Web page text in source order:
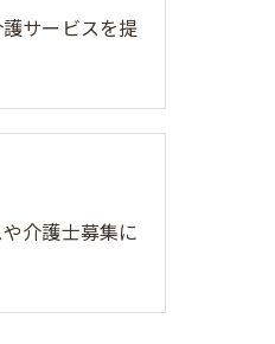
サービスを提
介護士募集に